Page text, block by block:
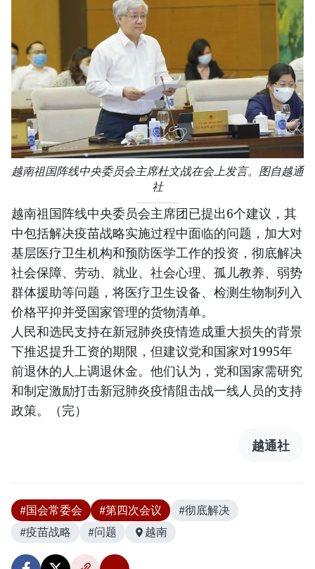
越南祖国阵线中央委员会主席杜文战在会上发言。图自越通
社
越南祖国阵线中央委员会主席团已提出6个建议，其
中包括解决疫苗战略实施过程中面临的问题，加大对
基层医疗卫生机构和预防医学工作的投资，彻底解决
社会保障、劳动、就业、社会心理、孤儿教养、弱势
群体援助等问题，将医疗卫生设备、检测生物制列入
价格平抑并受国家管理的货物清单。
人民和选民支持在新冠肺炎疫情造成重大损失的背景
下推迟提升工资的期限，但建议党和国家对1995年
前退休的人上调退休金。他们认为，党和国家需研究
和制定激励打击新冠肺炎疫情阻击战一线人员的支持
政策。（完）
越通社
#国会常委会 #第四次会议
#彻底解决
#疫苗战略
#问题 越南